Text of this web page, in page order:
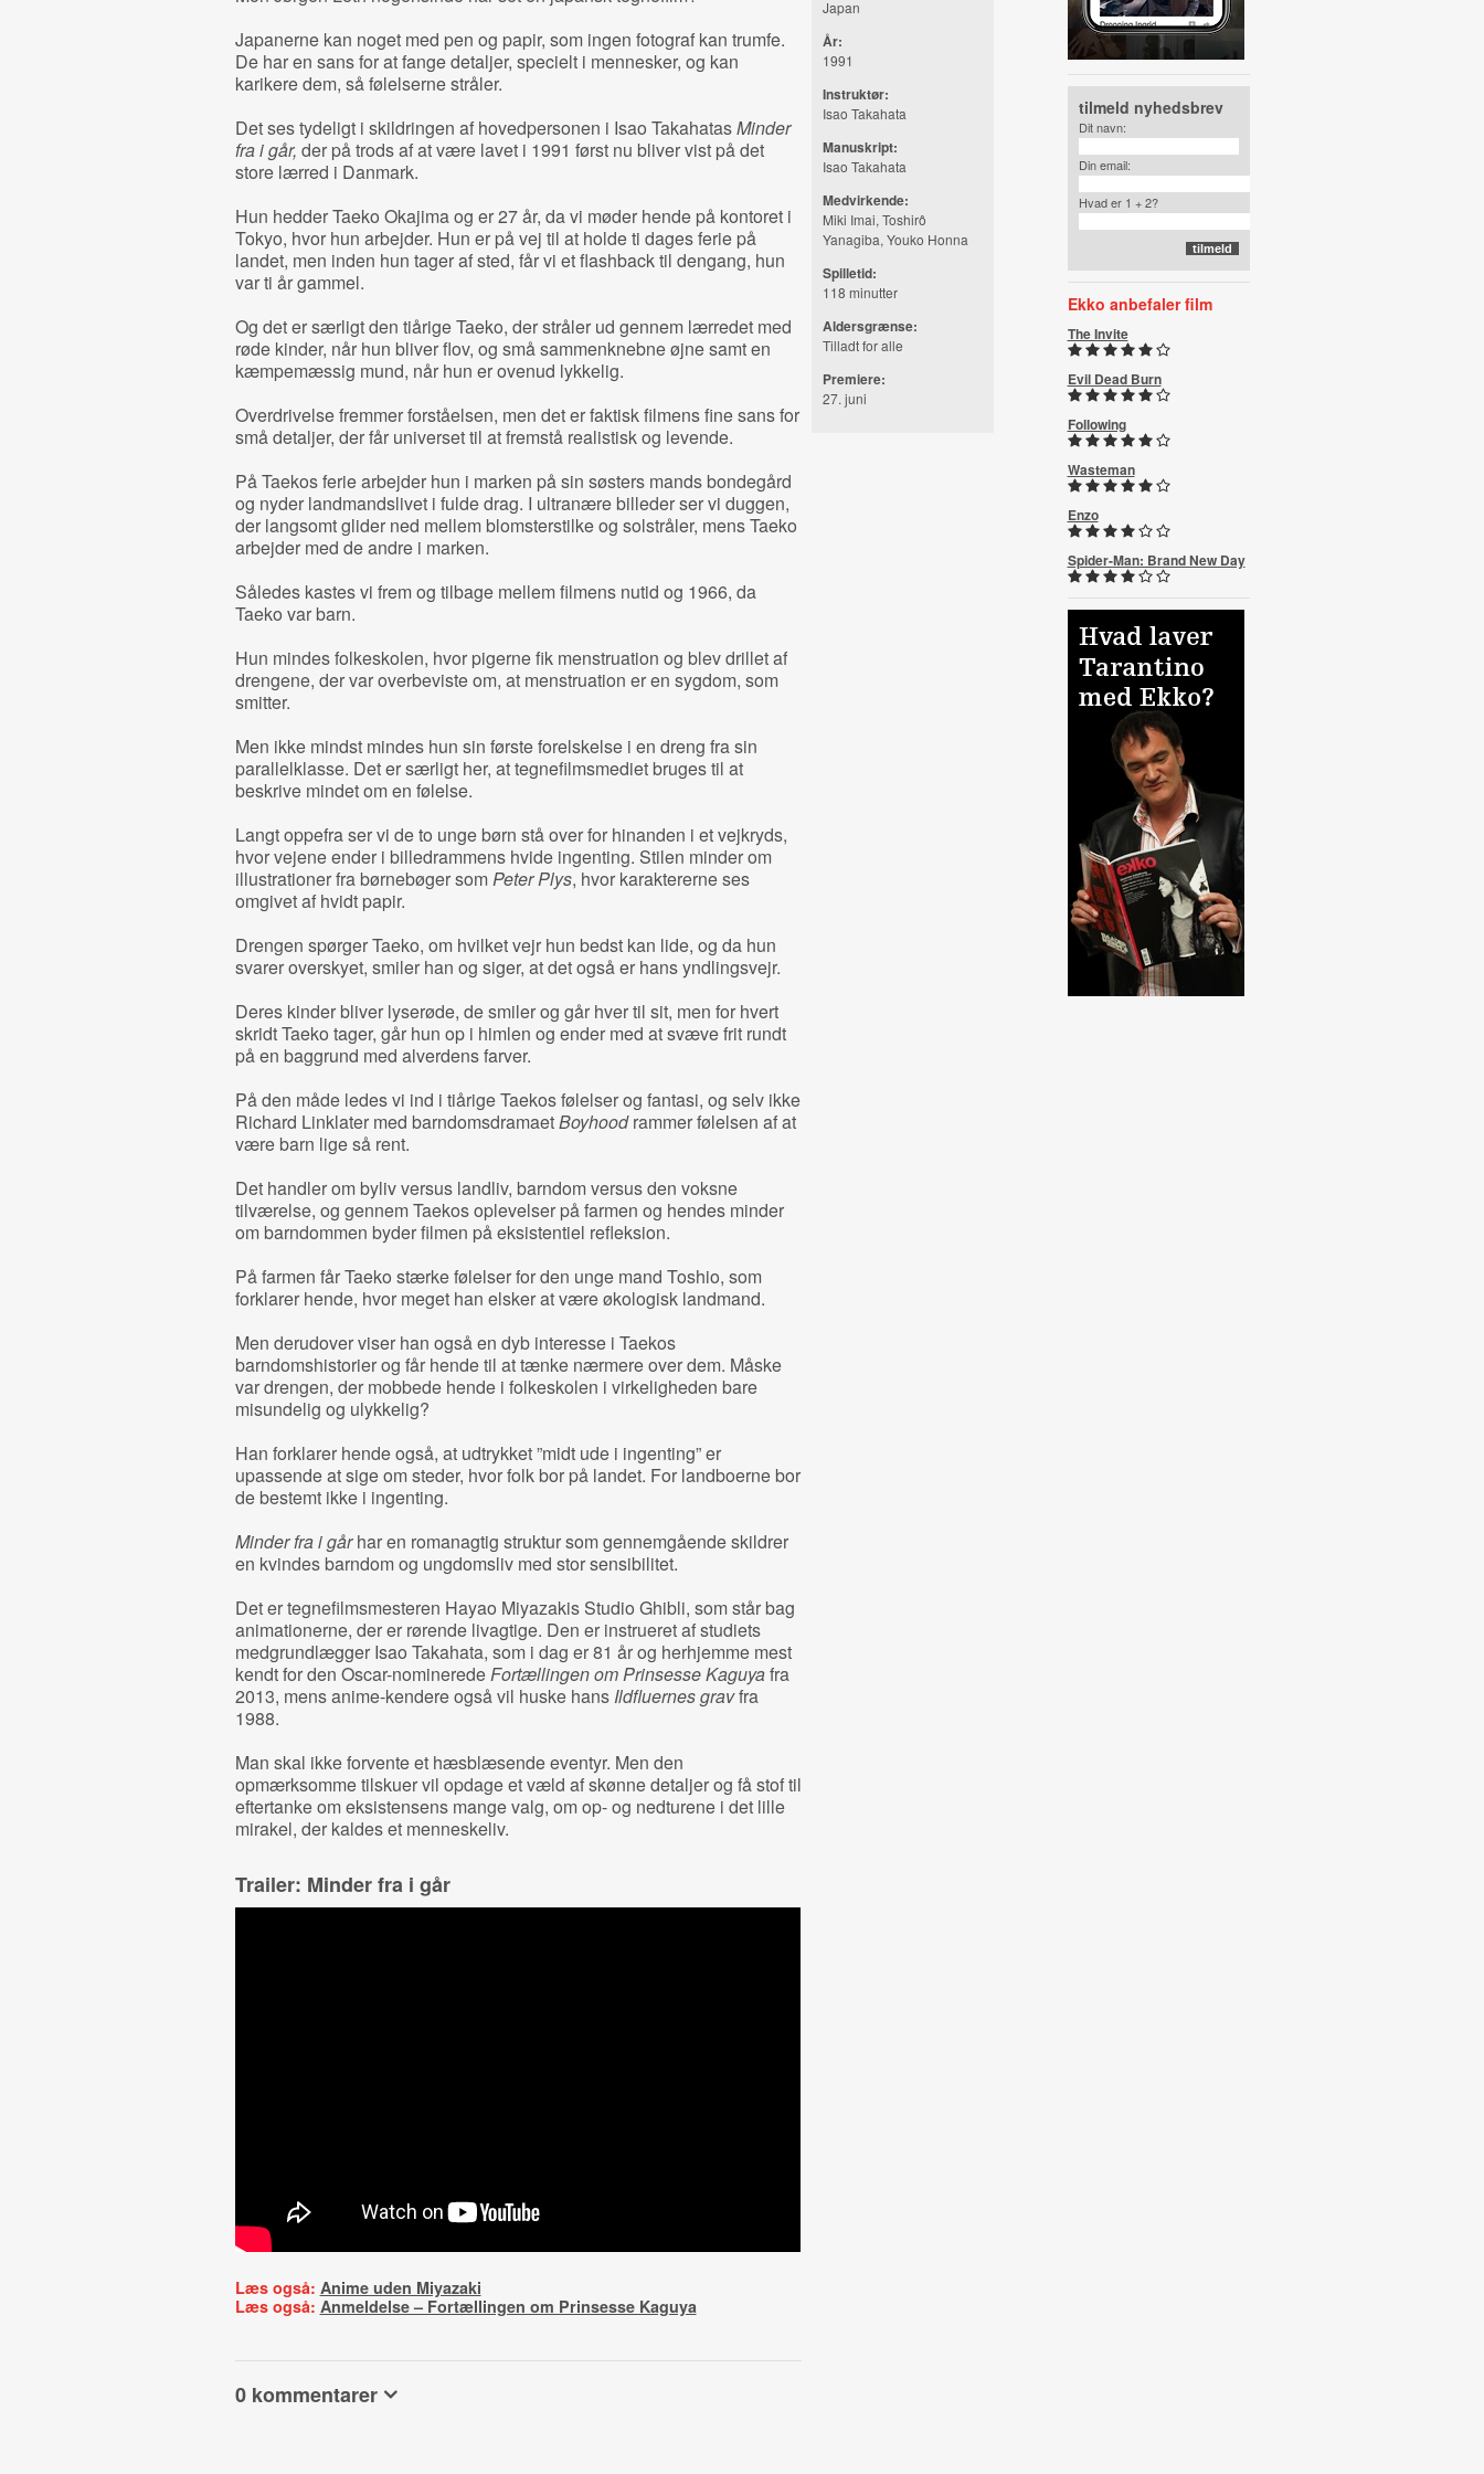
Japanerne kan noget med pen og papir, som ingen fotograf kan trumfe.
De har en sans for at fange detaljer, specielt i mennesker, og kan
karikere dem, så følelserne stråler.
Det ses tydeligt i skildringen af hovedpersonen i Isao TakahatasMinder
fra i går, der på trods af at være lavet i 1991 først nu bliver vist på det
store lærred i Danmark.
Hun hedder Taeko Okajima og er 27 år, da vi møder hende på kontoret i
Tokyo, hvor hun arbejder. Hun er på vej til at holde ti dages ferie på
landet, men inden hun tager af sted, får vi et flashback til dengang, hun
var ti år gammel.
Og det er særligt den tiårige Taeko, der stråler ud gennem lærredet med
røde kinder, når hun bliver flov, og små sammenknebne øjne samt en
kæmpemæssig mund, når hun er ovenud lykkelig.
Overdrivelse fremmer forståelsen, men det er faktisk filmens fine sans for
små detaljer, der får universet til at fremstå realistisk og levende.
På Taekos ferie arbejder hun i marken på sin søsters mands bondegård
og nyder landmandslivet i fulde drag. I ultranære billeder ser vi duggen,
der langsomt glider ned mellem blomsterstilke og solstråler, mens Taeko
arbejder med de andre i marken.
Således kastes vi frem og tilbage mellem filmens nutid og 1966, da
Taeko var barn.
Hun mindes folkeskolen, hvor pigerne fik menstruation og blev drillet af
drengene, der var overbeviste om, at menstruation er en sygdom, som
smitter.
Men ikke mindst mindes hun sin første forelskelse i en dreng fra sin
parallelklasse. Det er særligt her, at tegnefilmsmediet bruges til at
beskrive mindet om en følelse.
Langt oppefra ser vi de to unge børn stå over for hinanden i et vejkryds,
hvor vejene ender i billedrammens hvide ingenting. Stilen minder om
illustrationer fra børnebøger somPeter Plys, hvor karaktererne ses
omgivet af hvidt papir.
Drengen spørger Taeko, om hvilket vejr hun bedst kan lide, og da hun
svarer overskyet, smiler han og siger, at det også er hans yndlingsvejr.
Deres kinder bliver lyserøde, de smiler og går hver til sit, men for hvert
skridt Taeko tager, går hun op i himlen og ender med at svæve frit rundt
på en baggrund med alverdens farver.
På den måde ledes vi ind i tiårige Taekos følelser og fantasi, og selv ikke
Richard Linklater med barndomsdramaetBoyhoodrammer følelsen af at
være barn lige så rent.
Det handler om byliv versus landliv, barndom versus den voksne
tilværelse, og gennem Taekos oplevelser på farmen og hendes minder
om barndommen byder filmen på eksistentiel refleksion.
På farmen får Taeko stærke følelser for den unge mand Toshio, som
forklarer hende, hvor meget han elsker at være økologisk landmand.
Men derudover viser han også en dyb interesse i Taekos
barndomshistorier og får hende til at tænke nærmere over dem. Måske
var drengen, der mobbede hende i folkeskolen i virkeligheden bare
misundelig og ulykkelig?
Han forklarer hende også, at udtrykket ”midt ude i ingenting” er
upassende at sige om steder, hvor folk bor på landet. For landboerne bor
de bestemt ikke i ingenting.
Minder fra i gårhar en romanagtig struktur som gennemgående skildrer
en kvindes barndom og ungdomsliv med stor sensibilitet.
Det er tegnefilmsmesteren Hayao Miyazakis Studio Ghibli, som står bag
animationerne, der er rørende livagtige. Den er instrueret af studiets
medgrundlægger Isao Takahata, som i dag er 81 år og herhjemme mest
kendt for den Oscar-nomineredeFortællingen om Prinsesse Kaguyafra
2013, mens anime-kendere også vil huske hans Ildfluernes gravfra
1988.
Man skal ikke forvente et hæsblæsende eventyr. Men den
opmærksomme tilskuer vil opdage et væld af skønne detaljer og få stof til
eftertanke om eksistensens mange valg, om op- og nedturene i det lille
mirakel, der kaldes et menneskeliv.
Trailer: Minder fra i går
Læs også: Anime uden Miyazaki
Læs også: Anmeldelse – Fortællingen om Prinsesse Kaguya
0 kommentarer
Japan
År:
1991
Instruktør:
Isao Takahata
Manuskript:
Isao Takahata
Medvirkende:
Miki Imai, Toshirô
Yanagiba, Youko Honna
Spilletid:
118 minutter
Aldersgrænse:
Tilladt for alle
Premiere:
27. juni
tilmeld nyhedsbrev
Dit navn:
Din email:
Hvad er 1 + 2?
Ekko anbefaler film
The Invite
Evil Dead Burn
Following
Wasteman
Enzo
Spider-Man: Brand New Day